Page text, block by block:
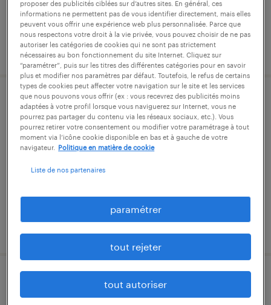
40 000 € par année
publié le 16 mars 2026
assistant (f/h)
saint-priest, rhône
intérim
13,59 € par heure
assistant adv (f/h)
proposer des publicités ciblées sur d’autres sites. En général, ces
informations ne permettent pas de vous identifier directement, mais elles
peuvent vous offrir une expérience web plus personnalisée. Parce que
nous respectons votre droit à la vie privée, vous pouvez choisir de ne pas
autoriser les catégories de cookies qui ne sont pas strictement
nécessaires au bon fonctionnement du site Internet. Cliquez sur
“paramétrer”, puis sur les titres des différentes catégories pour en savoir
plus et modifier nos paramètres par défaut. Toutefois, le refus de certains
types de cookies peut affecter votre navigation sur le site et les services
que nous pouvons vous offrir (ex : vous recevrez des publicités moins
adaptées à votre profil lorsque vous naviguerez sur Internet, vous ne
pourrez pas partager du contenu via les réseaux sociaux, etc.). Vous
pourrez retirer votre consentement ou modifier votre paramétrage à tout
moment via l’icône cookie disponible en bas et à gauche de votre
navigateur.
Politique en matière de cookie
Liste de nos partenaires
paramétrer
tout rejeter
tout autoriser